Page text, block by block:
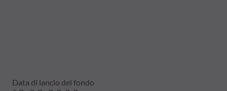
Data di lancio del fondo
I valori patrimoniali netti indicati nel
Il regime fiscale di un investimento
raccomanda quindi all’investitore di